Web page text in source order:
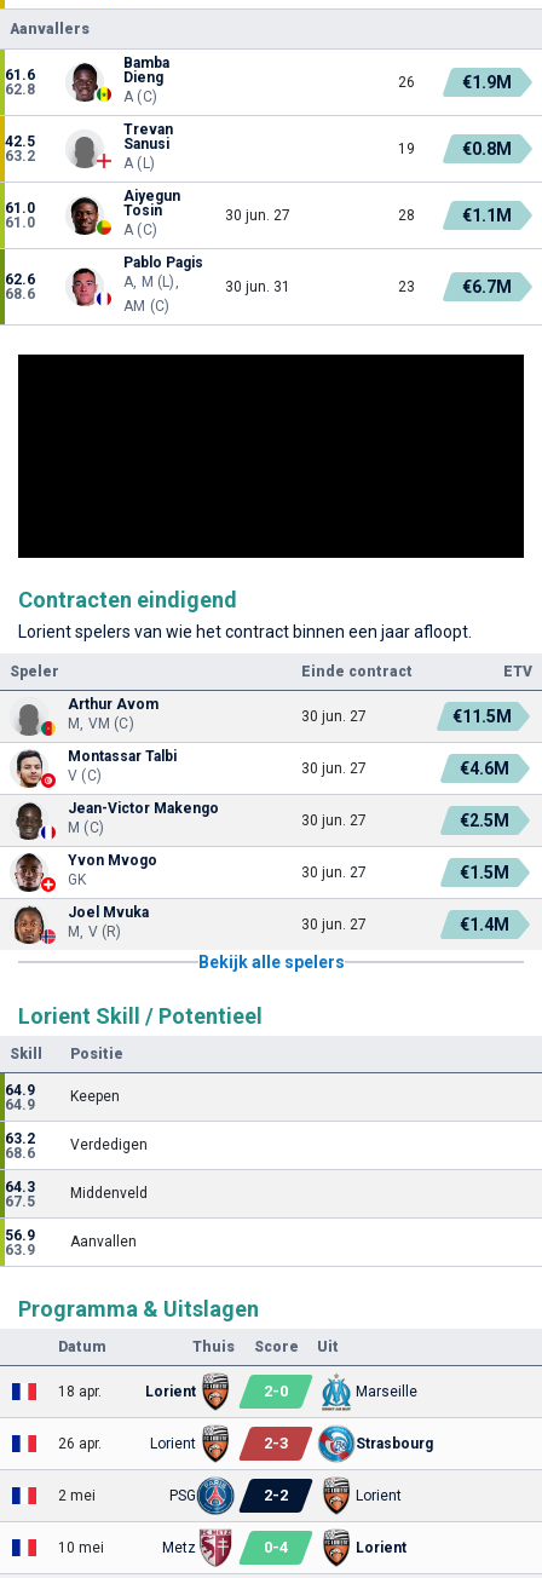
Aanvallers
61.6
62.8
Bamba
Dieng
A (C)
26 €1.9M
42.5
63.2
Trevan
Sanusi
A (L)
19 €0.8M
61.0
61.0
Aiyegun
Tosin
A (C)
30 jun. 27 28 €1.1M
62.6
68.6
Pablo Pagis
A, M (L),
AM (C)
30 jun. 31 23 €6.7M
Contracten eindigend
Lorient spelers van wie het contract binnen een jaar afloopt.
Speler Einde contract
ETV
Arthur Avom
M, VM (C)
30 jun. 27 €11.5M
Montassar Talbi
V (C)
30 jun. 27 €4.6M
Jean-Victor Makengo
M (C)
30 jun. 27 €2.5M
Yvon Mvogo
GK
30 jun. 27 €1.5M
Joel Mvuka
M, V (R)
30 jun. 27
€1.4M
Bekijk alle spelers
Lorient Skill / Potentieel
Skill Positie
64.9
64.9
Keepen
63.2
68.6
Verdedigen
64.3
67.5
Middenveld
56.9
63.9
Aanvallen
Programma & Uitslagen
Datum Thuis Score Uit
18 apr. Lorient 2-0 Marseille
26 apr. Lorient 2-3 Strasbourg
2 mei PSG 2-2 Lorient
10 mei Metz 0-4 Lorient